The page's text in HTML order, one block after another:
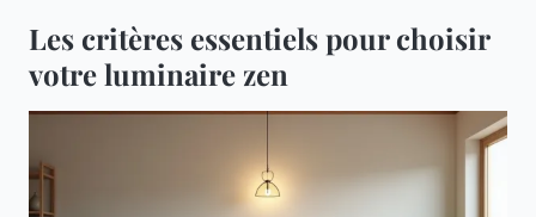
Les critères essentiels pour choisir
votre luminaire zen